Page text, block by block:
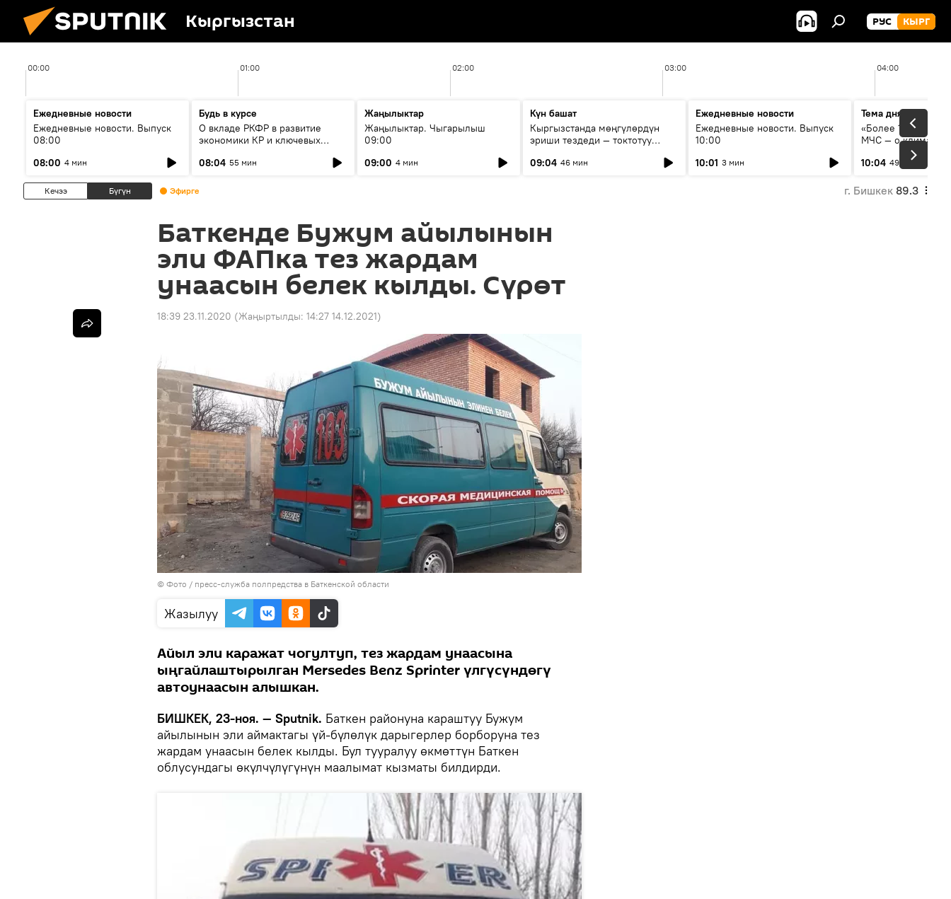
Кыргызстан РУС КЫРГ
00:00 01:00 02:00 03:00 04:00
Ежедневные новости
Ежедневные новости. Выпуск
08:00
08:00 4 мин
Будь в курсе
О вкладе РКФР в развитие
экономики КР и ключевых
08:04 55 мин
Жаңылыктар
Жаңылыктар. Чыгарылыш
09:00
09:00 4 мин
Күн башат
Кыргызстанда мөңгүлөрдүн
эриши тездеди — токтотуу
09:04 46 мин
Ежедневные новости
Ежедневные новости. Выпуск
10:00
10:01 3 мин
Тема дня
«Более 1200 сёл в
МЧС — о климате,
системе
населения
10:04 49 мин
Кечээ Бүгүн Эфирге г. Бишкек 89.3
Баткенде Бужум айылынын
эли ФАПка тез жардам
унаасын белек кылды. Сүрөт
18:39 23.11.2020 (Жаңыртылды: 14:27 14.12.2021)
© Фото / пресс-служба полпредства в Баткенской области
Жазылуу
Айыл эли каражат чогултуп, тез жардам унаасына
ыңгайлаштырылган Mersedes Benz Sprinter үлгүсүндөгү
автоунаасын алышкан.
БИШКЕК, 23-ноя. — Sputnik. Баткен районуна караштуу Бужум
айылынын эли аймактагы үй-бүлөлүк дарыгерлер борборуна тез
жардам унаасын белек кылды. Бул тууралуу өкмөттүн Баткен
облусундагы өкүлчүлүгүнүн маалымат кызматы билдирди.